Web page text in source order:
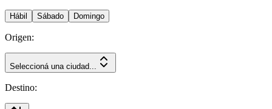
Hábil Sábado Domingo
Origen:
Seleccioná una ciudad...
Destino: